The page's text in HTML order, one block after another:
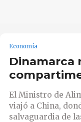
Economía
Dinamarca
El Ministro de
viajó a China,
salvaguardia de